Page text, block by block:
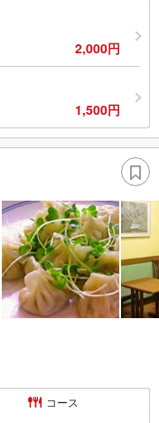
2,000円
1,500円
コース